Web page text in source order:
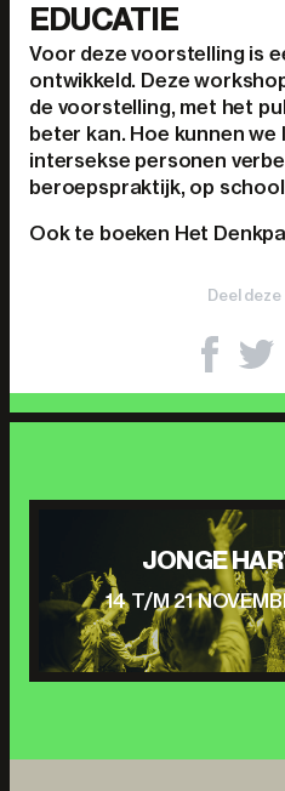
EDUCATIE
Voor deze voorstelling is
ontwikkeld. Deze
de voorstelling, met het
beter kan. Hoe kunnen
intersekse personen
beroepspraktijk, op
Ook te boeken Het
Deel
JONGE
14 T/M 21